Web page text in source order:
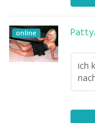
online
ich